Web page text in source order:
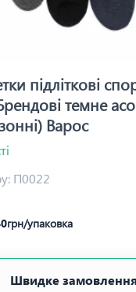
підліткові
темне
Варос
П0022
грн/упаковка
Швидке замовлення